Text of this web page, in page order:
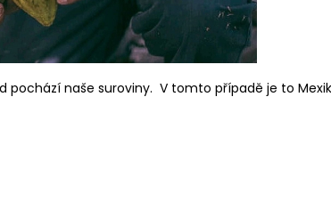
pochází naše suroviny. V tomto případě je to